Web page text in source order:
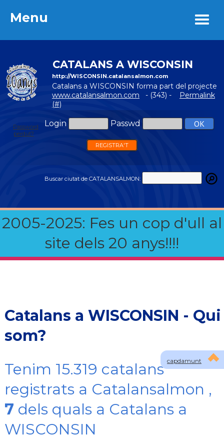
Menu
CATALANS A WISCONSIN
http://WISCONSIN.catalansalmon.com
Catalans a WISCONSIN forma part del projecte
www.catalansalmon.com - (343) -
Permalink
(#)
Login Passwd
Password
perdut?
REGISTRA'T
Buscar ciutat de CATALANSALMON:
2005-2025: Fes un cop d'ull al
site dels 20 anys!!!!
Menu
capdamunt
Catalans a WISCONSIN - Qui
som?
Tenim 15.319 catalans
registrats a Catalansalmon ,
7 dels quals a Catalans a
WISCONSIN